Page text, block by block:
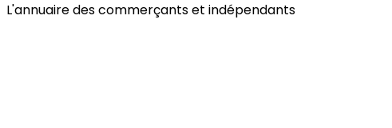
L'annuaire des commerçants et indépendants